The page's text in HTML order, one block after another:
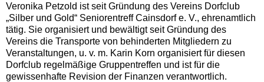
Veronika Petzold ist seit Gründung des Vereins Dorfclub
„Silber und Gold“ Seniorentreff Cainsdorf e. V., ehrenamtlich
tätig. Sie organisiert und bewältigt seit Gründung des
Vereins die Transporte von behinderten Mitgliedern zu
Veranstaltungen, u. v. m. Karin Korn organisiert für diesen
Dorfclub regelmäßige Gruppentreffen und ist für die
gewissenhafte Revision der Finanzen verantwortlich.